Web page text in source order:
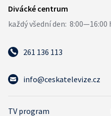
261 136 113
info@ceskatelevize.cz
TV program